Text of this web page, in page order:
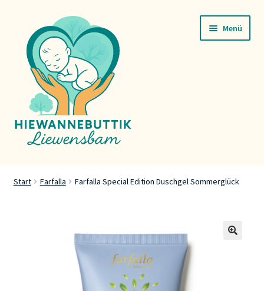
Navigation
springen
Inhalt
springen
Menü
Start Farfalla Farfalla Special Edition Duschgel Sommerglück